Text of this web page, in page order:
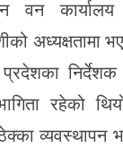
वन कार्यालय
अध्यक्षतामा
निर्देशक
रहेको
ठेक्का व्यवस्थापन